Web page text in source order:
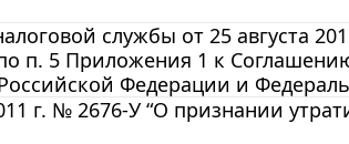
службы от 25 августа
п. 5 Приложения 1 к
Федерации и
г. № 2676-У “О признании